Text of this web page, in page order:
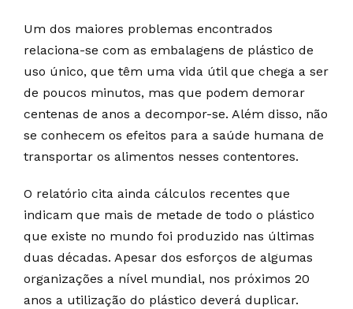
Um dos maiores problemas encontrados
relaciona-se com as embalagens de plástico de
uso único, que têm uma vida útil que chega a ser
de poucos minutos, mas que podem demorar
centenas de anos a decompor-se. Além disso, não
se conhecem os efeitos para a saúde humana de
transportar os alimentos nesses contentores.
O relatório cita ainda cálculos recentes que
indicam que mais de metade de todo o plástico
que existe no mundo foi produzido nas últimas
duas décadas. Apesar dos esforços de algumas
organizações a nível mundial, nos próximos 20
anos a utilização do plástico deverá duplicar.